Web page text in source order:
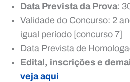
Data Prevista da Prova:
Validade do Concurso: 2
igual período [concurso 7]
Data Prevista de
Edital, inscrições e
veja aqui